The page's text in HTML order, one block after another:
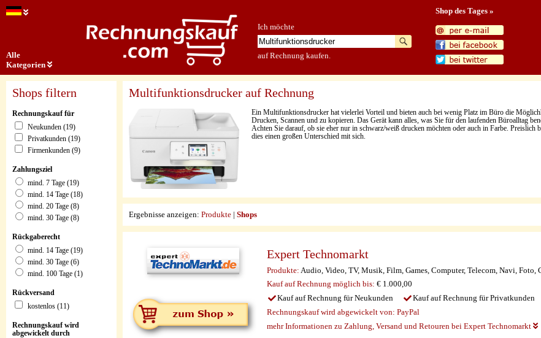
Alle
Kategorien
Ich möchte
auf Rechnung kaufen.
Shop des Tages »
Shops filtern
Rechnungskauf für
Neukunden (19)
Privatkunden (19)
Firmenkunden (9)
Zahlungsziel
mind. 7 Tage (19)
mind. 14 Tage (18)
mind. 20 Tage (8)
mind. 30 Tage (8)
Rückgaberecht
mind. 14 Tage (19)
mind. 30 Tage (6)
mind. 100 Tage (1)
Rückversand
kostenlos (11)
Rechnungskauf wird
abgewickelt durch
Multifunktionsdrucker auf Rechnung
Ein Multifunktionsdrucker hat vielerlei Vorteil und bieten auch bei wenig Platz im Büro die
Drucken, Scannen und zu kopieren. Das Gerät kann alles, was Sie für den laufenden Büroalltag
Achten Sie darauf, ob sie eher nur in schwarz/weiß drucken möchten oder auch in Farbe. Preislich
dies einen großen Unterschied mit sich.
Ergebnisse anzeigen: Produkte | Shops
Expert Technomarkt
Produkte: Audio, Video, TV, Musik, Film, Games, Computer, Telecom, Navi, Foto,
Kauf auf Rechnung möglich bis: € 1.000,00
Kauf auf Rechnung für Neukunden
Kauf auf Rechnung für Privatkunden
Rechnungskauf wird abgewickelt von: PayPal
mehr Informationen zu Zahlung, Versand und Retouren bei Expert Technomarkt